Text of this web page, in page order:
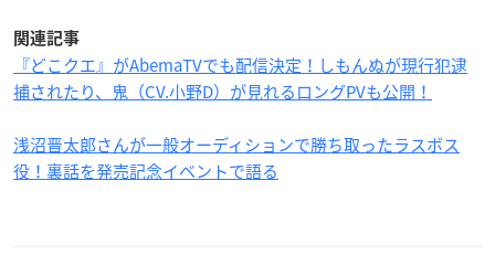
関連記事
『どこクエ』がAbemaTVでも配信決定！しもんぬが現行犯逮
捕されたり、鬼（CV.小野D）が見れるロングPVも公開！
浅沼晋太郎さんが一般オーディションで勝ち取ったラスボス
役！裏話を発売記念イベントで語る